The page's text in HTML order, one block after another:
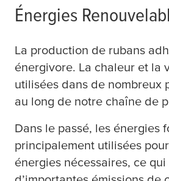
Énergies
La production de rubans
énergivore. La chaleur et la
utilisées dans de nombreux
au long de notre chaîne de
Dans le passé, les énergies
principalement utilisées
énergies nécessaires, ce qui